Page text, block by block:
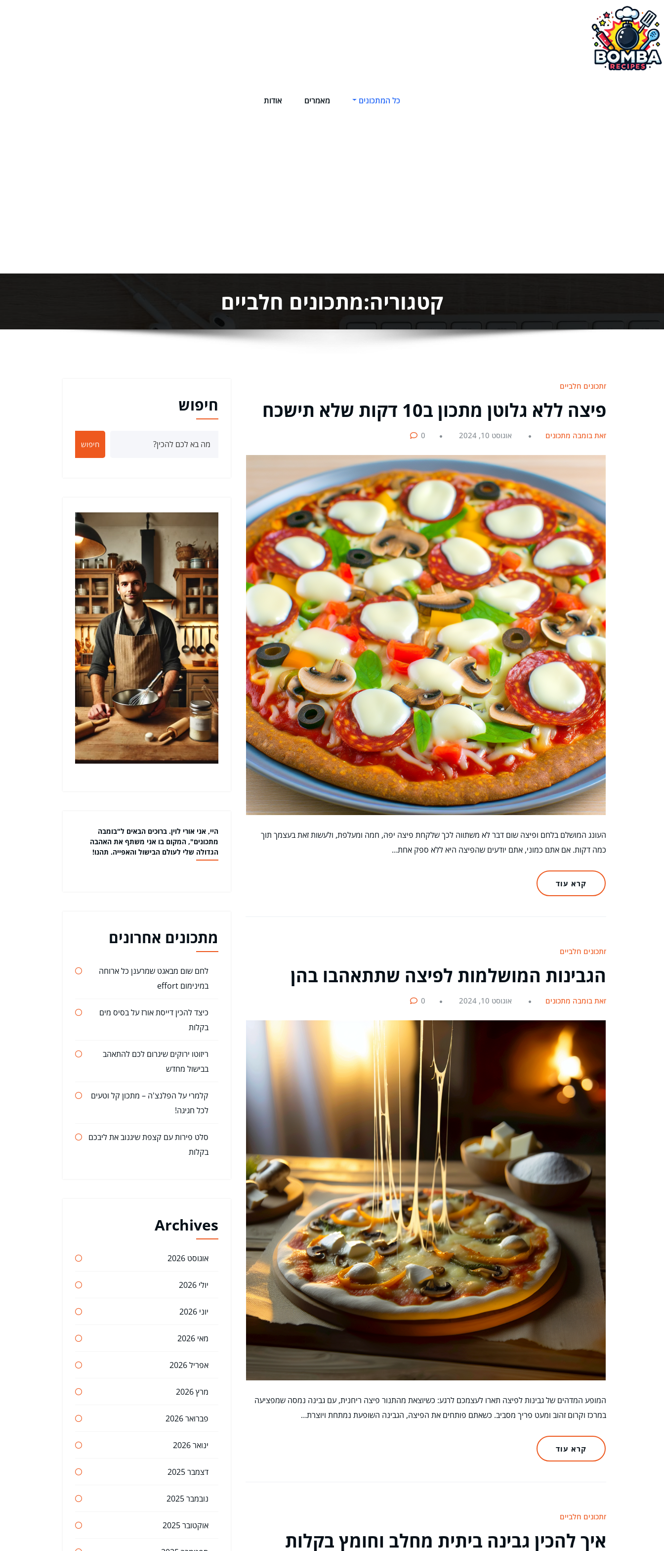
לתוכן
כל המתכונים מאמרים אודות
קטגוריה:מתכונים חלביים
מתכונים חלביים
פיצה ללא גלוטן מתכון ב10 דקות שלא תישכח
מאת בומבה מתכונים אוגוסט 10, 2024 0
העונג המושלם בלחם ופיצה שום דבר לא משתווה לכך שלקחת פיצה יפה, חמה ומעלפת, ולעשות זאת בעצמך תוך
כמה דקות. אם אתם כמוני, אתם יודעים שהפיצה היא ללא ספק אחת…
קרא עוד
מתכונים חלביים
הגבינות המושלמות לפיצה שתתאהבו בהן
מאת בומבה מתכונים אוגוסט 10, 2024 0
המופע המדהים של גבינות לפיצה תארו לעצמכם לרגע: כשיוצאת מהתנור פיצה ריחנית, עם גבינה נמסה שמפציעה
במרכז וקרום זהוב ומעט פריך מסביב. כשאתם פותחים את הפיצה, הגבינה השופעת נמתחת ויוצרת…
קרא עוד
מתכונים חלביים
איך להכין גבינה ביתית מחלב וחומץ בקלות
חיפוש
חיפוש
היי, אני אורי לוין. ברוכים הבאים ל"בומבה
מתכונים", המקום בו אני משתף את האהבה
הגדולה שלי לעולם הבישול והאפייה. תהנו!
מתכונים אחרונים
לחם שום מבאגט שמרענן כל ארוחה
במינימום effort
כיצד להכין דייסת אורז על בסיס מים
בקלות
ריזוטו ירוקים שיגרום לכם להתאהב
בבישול מחדש
קלמרי על הפלנצ'ה – מתכון קל וטעים
לכל חגיגה!
סלט פירות עם קצפת שיגנוב את ליבכם
בקלות
Archives
אוגוסט 2026
יולי 2026
יוני 2026
מאי 2026
אפריל 2026
מרץ 2026
פברואר 2026
ינואר 2026
דצמבר 2025
נובמבר 2025
אוקטובר 2025